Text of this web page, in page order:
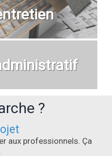
?
aux professionnels. Ça